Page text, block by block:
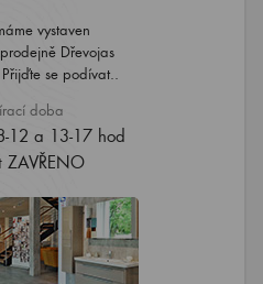
vystaven
Dřevojas
se podívat..
doba
12 a 13-17 hod
ZAVŘENO